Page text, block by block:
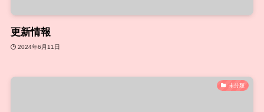
更新情報
2024年6月11日
未分類